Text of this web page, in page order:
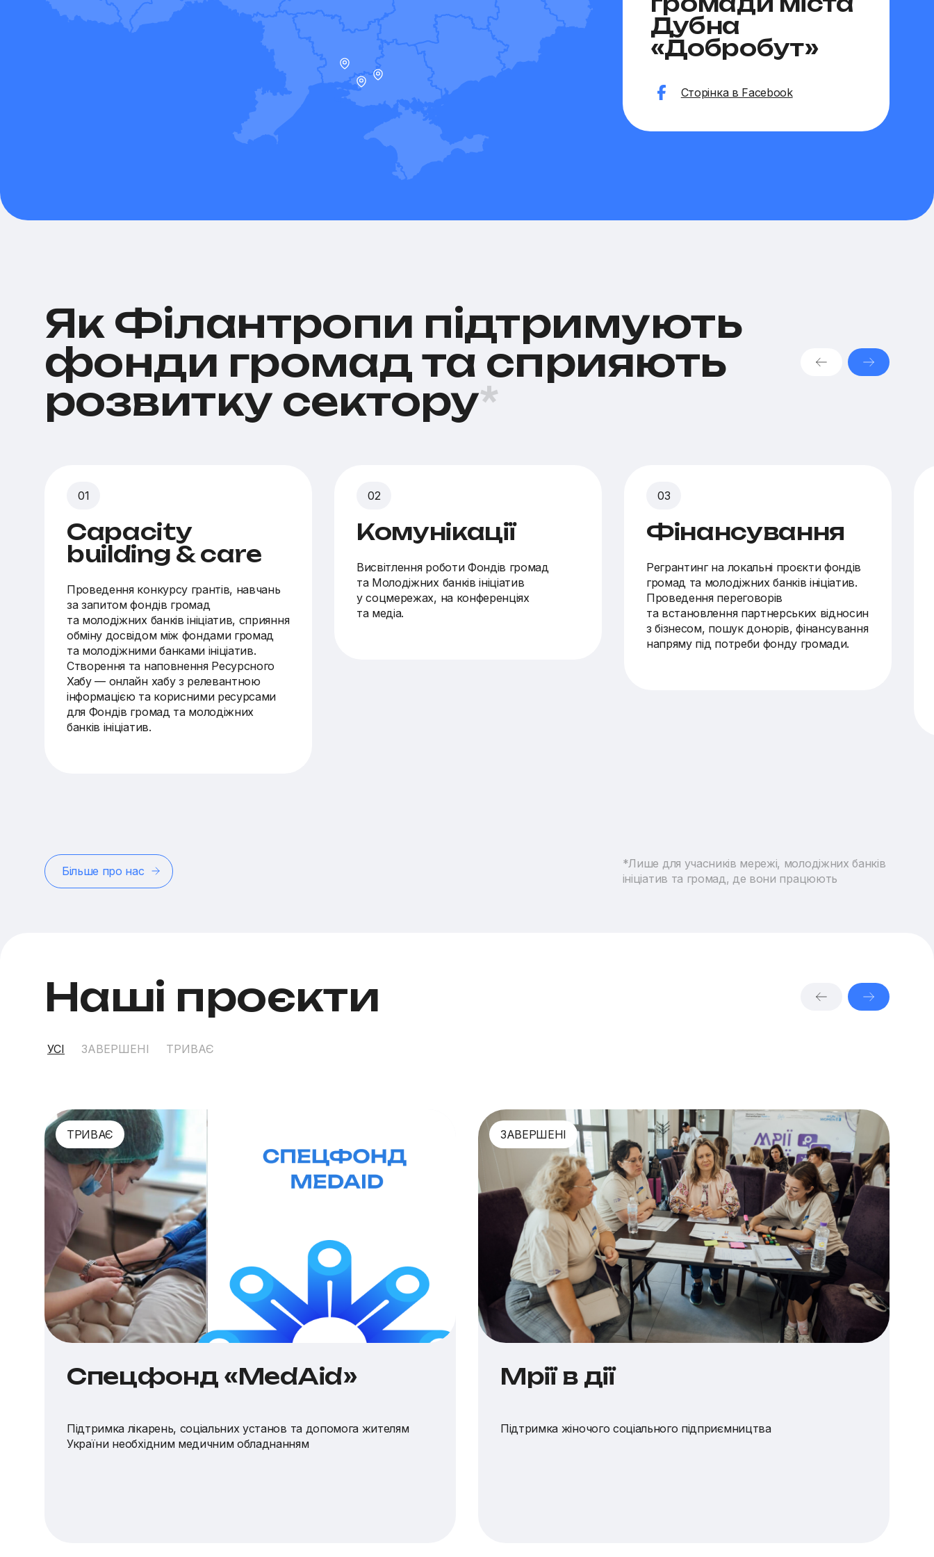
Дубна
«Добробут»
Сторінка в Facebook
Як Філантропи підтримують
фонди громад та сприяють
розвитку сектору*
Capacity
building & care
Проведення конкурсу грантів, навчань
за запитом фондів громад
та молодіжних банків ініціатив, сприяння
обміну досвідом між фондами громад
та молодіжними банками ініціатив.
Створення та наповнення Ресурсного
Хабу — онлайн хабу з релевантною
інформацією та корисними ресурсами
для Фондів громад та молодіжних
банків ініціатив.
Комунікації
Висвітлення роботи Фондів громад
та Молодіжних банків ініціатив
у соцмережах, на конференціях
та медіа.
Фінансування
Регрантинг на локальні проєкти фондів
громад та молодіжних банків ініціатив.
Проведення переговорів
та встановлення партнерських відносин
з бізнесом, пошук донорів, фінансування
напряму під потреби фонду громади.
Більше про нас
*Лише для учасників мережі, молодіжних банків
ініціатив та громад, де вони працюють
Наші проєкти
УСІ ЗАВЕРШЕНІ ТРИВАЄ
ТРИВАЄ
Спецфонд «MedAid»
Підтримка лікарень, соціальних установ та допомога жителям
України необхідним медичним обладнанням
ЗАВЕРШЕНІ
Мрії в дії
Підтримка жіночого соціального підприємництва